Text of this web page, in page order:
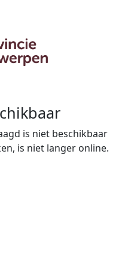
is niet beschikbaar
is niet langer online.